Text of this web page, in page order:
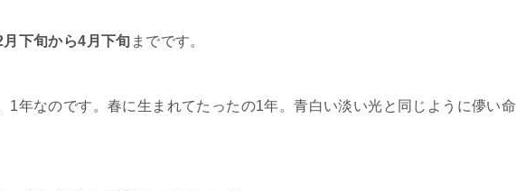
月下旬から4月下旬 までです。
1年なのです。春に生まれてたったの1年。青白い淡い光と同じように儚い命